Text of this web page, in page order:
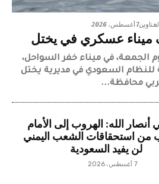
7 أغسطس، 2026
عسكري في يختل
الجمعة، في ميناء خفر السواحل،
للنظام السعودي في مديرية يختل
محافظة...
الله: الهروب إلى الأمام
من استحقاقات الشعب اليمني
لن يفيد السعودية
7 أغسطس، 2026